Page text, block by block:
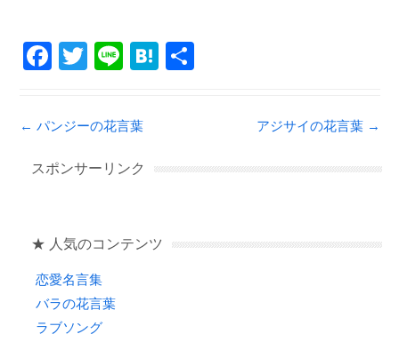
F
e
b
k
T
er
Li
e
H
Post navigation
← パンジーの花言葉 アジサイの花言葉 →
スポンサーリンク
★ 人気のコンテンツ
恋愛名言集
バラの花言葉
ラブソング